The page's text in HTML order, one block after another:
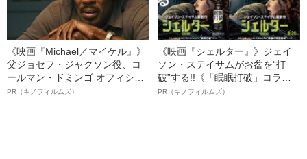
《映画『Michael／マイケル』》
父ジョセフ・ジャクソン役、コ
ールマン・ドミンゴ オフィシャ
ルインタビュー“観客を魅了した
PR（キノフィルムズ）
《映画『シェルター』》ジェイ
ソン・ステイサムがお盆を“打
破”する!!《「眠眠打破」コラ
ボ》
PR（キノフィルムズ）